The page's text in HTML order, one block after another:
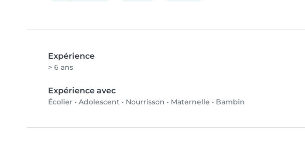
Expérience
> 6 ans
Expérience avec
Écolier • Adolescent • Nourrisson • Maternelle • Bambin